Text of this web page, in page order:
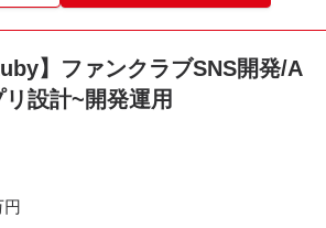
成長に係る要素のキャッチアップ
に抵抗が無い方
）の対応が可能な方
】ファンクラブSNS開発/A
設計~開発運用
円